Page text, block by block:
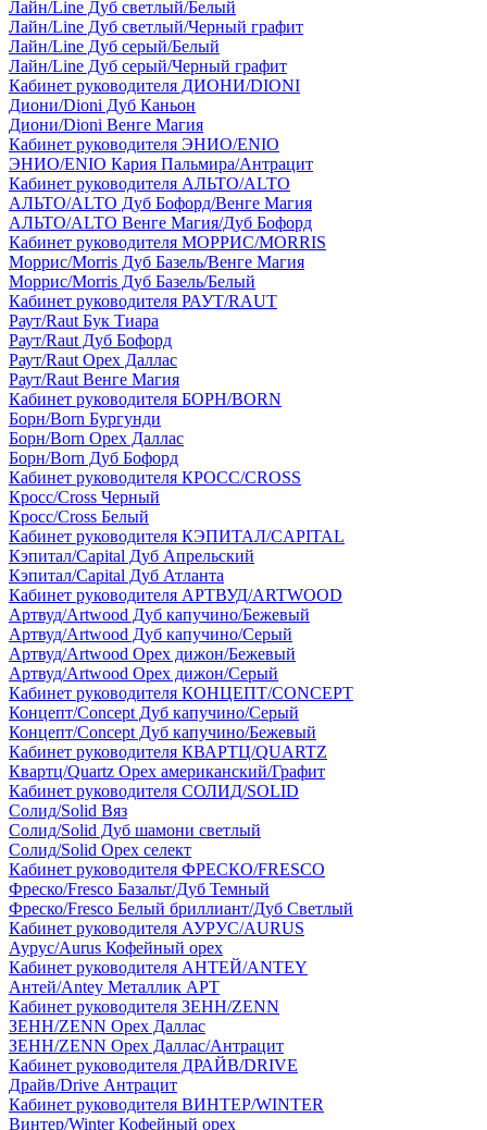
Лайн/Line Дуб светлый/Белый
Лайн/Line Дуб светлый/Черный графит
Лайн/Line Дуб серый/Белый
Лайн/Line Дуб серый/Черный графит
Кабинет руководителя ДИОНИ/DIONI
Диони/Dioni Дуб Каньон
Диони/Dioni Венге Магия
Кабинет руководителя ЭНИО/ENIO
ЭНИО/ENIO Кария Пальмира/Антрацит
Кабинет руководителя АЛЬТО/ALTO
АЛЬТО/ALTO Дуб Бофорд/Венге Магия
АЛЬТО/ALTO Венге Магия/Дуб Бофорд
Кабинет руководителя МОРРИС/MORRIS
Моррис/Morris Дуб Базель/Венге Магия
Моррис/Morris Дуб Базель/Белый
Кабинет руководителя РАУТ/RAUT
Раут/Raut Бук Тиара
Раут/Raut Дуб Бофорд
Раут/Raut Орех Даллас
Раут/Raut Венге Магия
Кабинет руководителя БОРН/BORN
Борн/Born Бургунди
Борн/Born Орех Даллас
Борн/Born Дуб Бофорд
Кабинет руководителя КРОСС/CROSS
Кросс/Cross Черный
Кросс/Cross Белый
Кабинет руководителя КЭПИТАЛ/CAPITAL
Кэпитал/Capital Дуб Апрельский
Кэпитал/Capital Дуб Атланта
Кабинет руководителя АРТВУД/ARTWOOD
Артвуд/Artwood Дуб капучино/Бежевый
Артвуд/Artwood Дуб капучино/Серый
Артвуд/Artwood Орех дижон/Бежевый
Артвуд/Artwood Орех дижон/Серый
Кабинет руководителя КОНЦЕПТ/CONCEPT
Концепт/Concept Дуб капучино/Серый
Концепт/Concept Дуб капучино/Бежевый
Кабинет руководителя КВАРТЦ/QUARTZ
Квартц/Quartz Орех американский/Графит
Кабинет руководителя СОЛИД/SOLID
Солид/Solid Вяз
Солид/Solid Дуб шамони светлый
Солид/Solid Орех селект
Кабинет руководителя ФРЕСКО/FRESCO
Фреско/Fresco Базальт/Дуб Темный
Фреско/Fresco Белый бриллиант/Дуб Светлый
Кабинет руководителя АУРУС/AURUS
Аурус/Aurus Кофейный орех
Кабинет руководителя АНТЕЙ/ANTEY
Антей/Antey Металлик АРТ
Кабинет руководителя ЗЕНН/ZENN
ЗЕНН/ZENN Орех Даллас
ЗЕНН/ZENN Орех Даллас/Антрацит
Кабинет руководителя ДРАЙВ/DRIVE
Драйв/Drive Антрацит
Кабинет руководителя ВИНТЕР/WINTER
Винтер/Winter Кофейный орех